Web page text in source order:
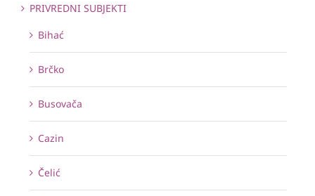
PRIVREDNI SUBJEKTI
Bihać
Brčko
Busovača
Cazin
Čelić